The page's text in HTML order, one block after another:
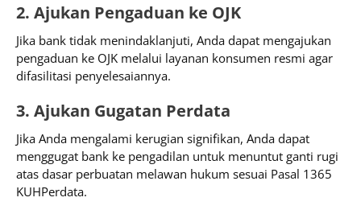
2. Ajukan Pengaduan ke OJK
Jika bank tidak menindaklanjuti, Anda dapat mengajukan
pengaduan ke OJK melalui layanan konsumen resmi agar
difasilitasi penyelesaiannya.
3. Ajukan Gugatan Perdata
Jika Anda mengalami kerugian signifikan, Anda dapat
menggugat bank ke pengadilan untuk menuntut ganti rugi
atas dasar perbuatan melawan hukum sesuai Pasal 1365
KUHPerdata.